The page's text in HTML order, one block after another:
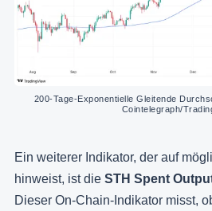
200-Tage-Exponentielle Gleitende
Cointelegraph/
Ein weiterer Indikator, der auf
hinweist, ist die STH Spent
Dieser On-Chain-Indikator misst,